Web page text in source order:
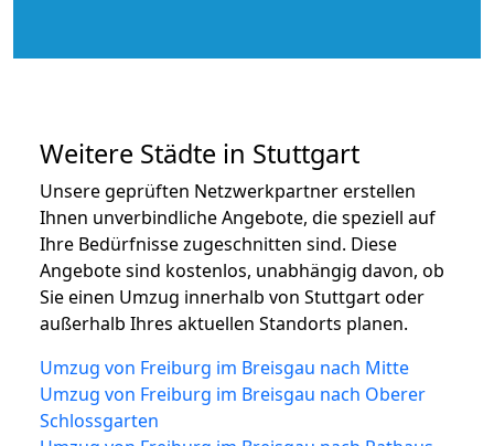
Weitere Städte in Stuttgart
Unsere geprüften Netzwerkpartner erstellen
Ihnen unverbindliche Angebote, die speziell auf
Ihre Bedürfnisse zugeschnitten sind. Diese
Angebote sind kostenlos, unabhängig davon, ob
Sie einen Umzug innerhalb von Stuttgart oder
außerhalb Ihres aktuellen Standorts planen.
Umzug von Freiburg im Breisgau nach Mitte
Umzug von Freiburg im Breisgau nach Oberer
Schlossgarten